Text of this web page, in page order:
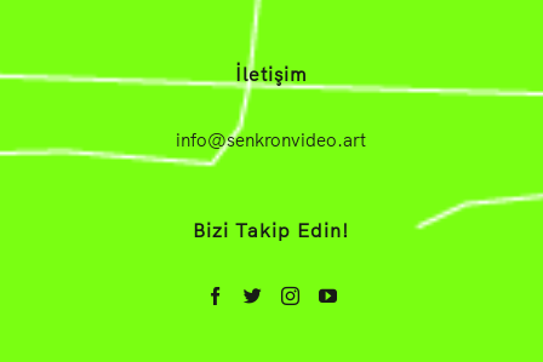
İletişim
info@senkronvideo.art
Bizi Takip Edin!